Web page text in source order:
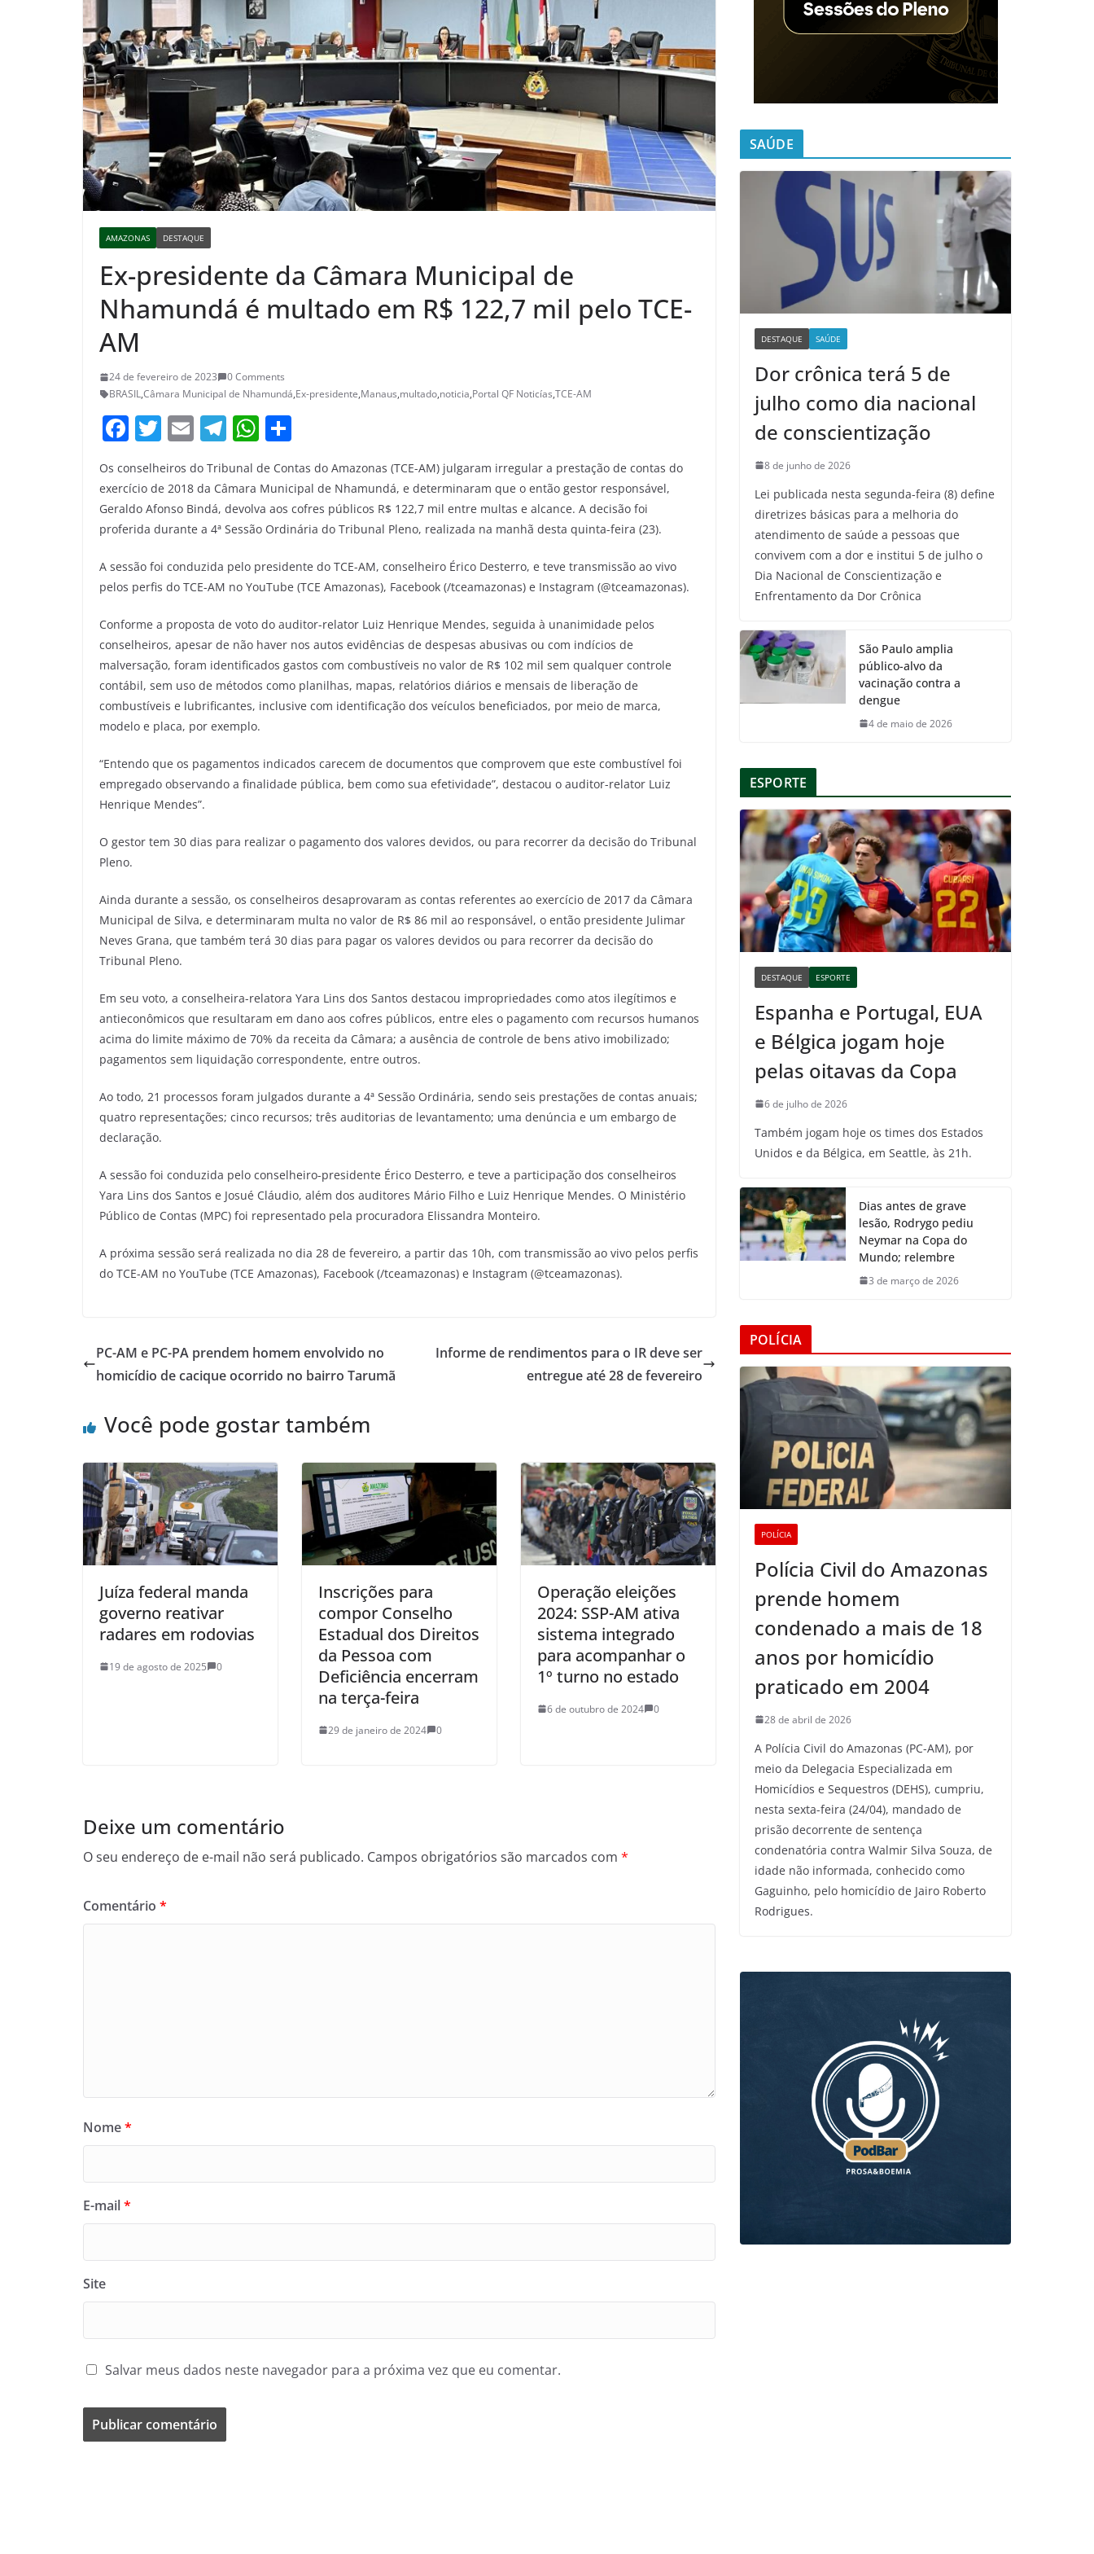
AMAZONAS DESTAQUE
Ex-presidente da Câmara Municipal de
Nhamundá é multado em R$ 122,7 mil pelo TCE-
AM
24 de fevereiro de 2023
0 Comments
BRASIL,Câmara Municipal de Nhamundá,Ex-presidente,Manaus,multado,noticia,Portal QF Noticías,TCE-AM
F
c
e
b
o
o
T
w
itt
er
E
m
ai
l
T
e
gr
a
m
W
h
at
s
A
p
p
ar
e
Os conselheiros do Tribunal de Contas do Amazonas (TCE-AM) julgaram irregular a prestação de contas do
exercício de 2018 da Câmara Municipal de Nhamundá, e determinaram que o então gestor responsável,
Geraldo Afonso Bindá, devolva aos cofres públicos R$ 122,7 mil entre multas e alcance. A decisão foi
proferida durante a 4ª Sessão Ordinária do Tribunal Pleno, realizada na manhã desta quinta-feira (23).
A sessão foi conduzida pelo presidente do TCE-AM, conselheiro Érico Desterro, e teve transmissão ao vivo
pelos perfis do TCE-AM no YouTube (TCE Amazonas), Facebook (/tceamazonas) e Instagram (@tceamazonas).
Conforme a proposta de voto do auditor-relator Luiz Henrique Mendes, seguida à unanimidade pelos
conselheiros, apesar de não haver nos autos evidências de despesas abusivas ou com indícios de
malversação, foram identificados gastos com combustíveis no valor de R$ 102 mil sem qualquer controle
contábil, sem uso de métodos como planilhas, mapas, relatórios diários e mensais de liberação de
combustíveis e lubrificantes, inclusive com identificação dos veículos beneficiados, por meio de marca,
modelo e placa, por exemplo.
“Entendo que os pagamentos indicados carecem de documentos que comprovem que este combustível foi
empregado observando a finalidade pública, bem como sua efetividade”, destacou o auditor-relator Luiz
Henrique Mendes”.
O gestor tem 30 dias para realizar o pagamento dos valores devidos, ou para recorrer da decisão do Tribunal
Pleno.
Ainda durante a sessão, os conselheiros desaprovaram as contas referentes ao exercício de 2017 da Câmara
Municipal de Silva, e determinaram multa no valor de R$ 86 mil ao responsável, o então presidente Julimar
Neves Grana, que também terá 30 dias para pagar os valores devidos ou para recorrer da decisão do
Tribunal Pleno.
Em seu voto, a conselheira-relatora Yara Lins dos Santos destacou impropriedades como atos ilegítimos e
antieconômicos que resultaram em dano aos cofres públicos, entre eles o pagamento com recursos humanos
acima do limite máximo de 70% da receita da Câmara; a ausência de controle de bens ativo imobilizado;
pagamentos sem liquidação correspondente, entre outros.
Ao todo, 21 processos foram julgados durante a 4ª Sessão Ordinária, sendo seis prestações de contas anuais;
quatro representações; cinco recursos; três auditorias de levantamento; uma denúncia e um embargo de
declaração.
A sessão foi conduzida pelo conselheiro-presidente Érico Desterro, e teve a participação dos conselheiros
Yara Lins dos Santos e Josué Cláudio, além dos auditores Mário Filho e Luiz Henrique Mendes. O Ministério
Público de Contas (MPC) foi representado pela procuradora Elissandra Monteiro.
A próxima sessão será realizada no dia 28 de fevereiro, a partir das 10h, com transmissão ao vivo pelos perfis
do TCE-AM no YouTube (TCE Amazonas), Facebook (/tceamazonas) e Instagram (@tceamazonas).
PC-AM e PC-PA prendem homem envolvido no
homicídio de cacique ocorrido no bairro Tarumã
Informe de rendimentos para o IR deve ser
entregue até 28 de fevereiro
Você pode gostar também
Juíza federal manda
governo reativar
radares em rodovias
19 de agosto de 2025 0
Inscrições para
compor Conselho
Estadual dos Direitos
da Pessoa com
Deficiência encerram
na terça-feira
29 de janeiro de 2024 0
Operação eleições
2024: SSP-AM ativa
sistema integrado
para acompanhar o
1º turno no estado
6 de outubro de 2024 0
Deixe um comentário
O seu endereço de e-mail não será publicado. Campos obrigatórios são marcados com *
Comentário *
Nome*
E-mail*
Site
Salvar meus dados neste navegador para a próxima vez que eu comentar.
SAÚDE
DESTAQUE SAÚDE
Dor crônica terá 5 de
julho como dia nacional
de conscientização
8 de junho de 2026
Lei publicada nesta segunda-feira (8) define
diretrizes básicas para a melhoria do
atendimento de saúde a pessoas que
convivem com a dor e institui 5 de julho o
Dia Nacional de Conscientização e
Enfrentamento da Dor Crônica
São Paulo amplia
público-alvo da
vacinação contra a
dengue
4 de maio de 2026
ESPORTE
DESTAQUE ESPORTE
Espanha e Portugal, EUA
e Bélgica jogam hoje
pelas oitavas da Copa
6 de julho de 2026
Também jogam hoje os times dos Estados
Unidos e da Bélgica, em Seattle, às 21h.
Dias antes de grave
lesão, Rodrygo pediu
Neymar na Copa do
Mundo; relembre
3 de março de 2026
POLÍCIA
POLÍCIA
Polícia Civil do Amazonas
prende homem
condenado a mais de 18
anos por homicídio
praticado em 2004
28 de abril de 2026
A Polícia Civil do Amazonas (PC-AM), por
meio da Delegacia Especializada em
Homicídios e Sequestros (DEHS), cumpriu,
nesta sexta-feira (24/04), mandado de
prisão decorrente de sentença
condenatória contra Walmir Silva Souza, de
idade não informada, conhecido como
Gaguinho, pelo homicídio de Jairo Roberto
Rodrigues.